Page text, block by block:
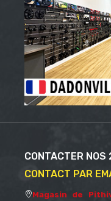
CONTACTER NOS
CONTACT PAR
Magasin de